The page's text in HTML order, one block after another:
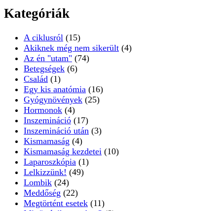
Kategóriák
A ciklusról (15)
Akiknek még nem sikerült (4)
Az én "utam" (74)
Betegségek (6)
Család (1)
Egy kis anatómia (16)
Gyógynövények (25)
Hormonok (4)
Inszemináció (17)
Inszemináció után (3)
Kismamaság (4)
Kismamaság kezdetei (10)
Laparoszkópia (1)
Lelkizzünk! (49)
Lombik (24)
Meddőség (22)
Megtörtént esetek (11)